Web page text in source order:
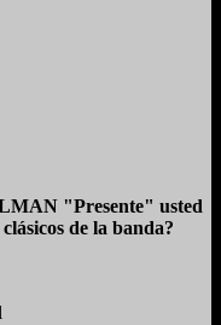
"Presente" usted
de la banda?